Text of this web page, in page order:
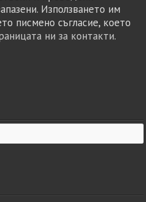
Използването им
писмено съгласие, което
ни за контакти.